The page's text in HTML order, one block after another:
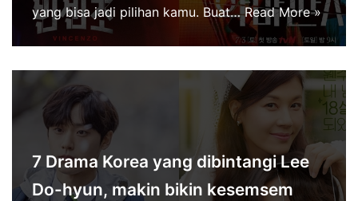
yang bisa jadi pilihan kamu. Buat…Read More »
7 Drama Korea yang dibintangi Lee
Do-hyun, makin bikin kesemsem